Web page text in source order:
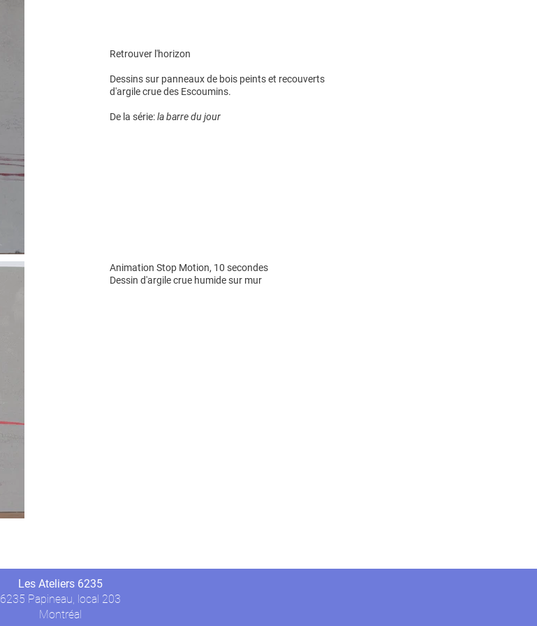
Retrouver l'horizon
Dessins sur panneaux de bois peints et recouverts
d'argile crue des Escoumins.
De la série:la barre du jour
Animation Stop Motion, 10 secondes
Dessin d'argile crue humide sur mur
Les Ateliers 6235
6235 Papineau, local 203
Montréal